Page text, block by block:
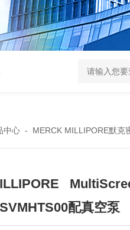
3119-0050无菌339652 23-2263
中心- MERCK MILLIPORE默克
配真空泵